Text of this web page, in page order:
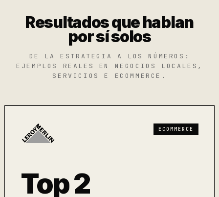
Resultados que hablan
por sí solos
DE LA ESTRATEGIA A LOS NÚMEROS:
EJEMPLOS REALES EN NEGOCIOS LOCALES,
SERVICIOS E ECOMMERCE.
ECOMMERCE
Top 2